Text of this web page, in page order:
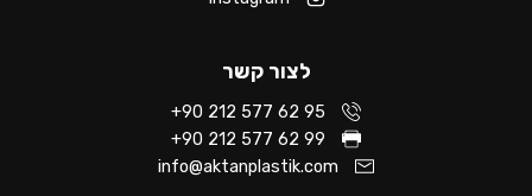
לצור קשר
+90 212 577 62 95
+90 212 577 62 99
info@aktanplastik.com